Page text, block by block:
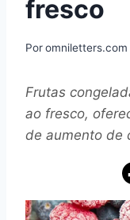
fresco
Poromniletters.com
Frutas
ao fresco,
de aumento de